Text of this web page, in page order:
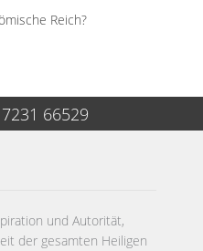
Reich?
66529
und Autorität,
der gesamten Heiligen